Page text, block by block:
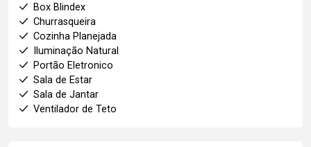
Box Blindex
Churrasqueira
Cozinha Planejada
Iluminação Natural
Portão Eletronico
Sala de Estar
Sala de Jantar
Ventilador de Teto